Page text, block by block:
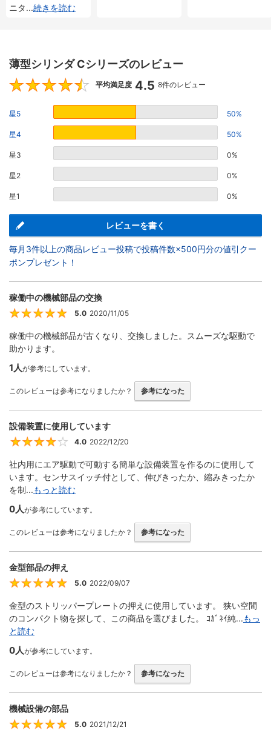
ニタ...続きを読む
薄型シリンダ Cシリーズのレビュー
4.5
平均満足度 4.5 8件のレビュー
星5 50%
星4 50%
星3 0%
星2 0%
星1 0%
レビューを書く
毎月3件以上の商品レビュー投稿で投稿件数×500円分の値引クー
ポンプレゼント！
稼働中の機械部品の交換
5
5.0 2020/11/05
稼働中の機械部品が古くなり、交換しました。スムーズな駆動で
助かります。
1人が参考にしています。
このレビューは参考になりましたか？ 参考になった
設備装置に使用しています
4
4.0 2022/12/20
社内用にエア駆動で可動する簡単な設備装置を作るのに使用して
います。センサスイッチ付として、伸びきったか、縮みきったか
を制...もっと読む
0人が参考にしています。
このレビューは参考になりましたか？ 参考になった
金型部品の押え
5
5.0 2022/09/07
金型のストリッパープレートの押えに使用しています。 狭い空間
のコンパクト物を探して、この商品を選びました。 ｺｶﾞﾈｲ純...もっ
と読む
0人が参考にしています。
このレビューは参考になりましたか？ 参考になった
機械設備の部品
5.0 2021/12/21